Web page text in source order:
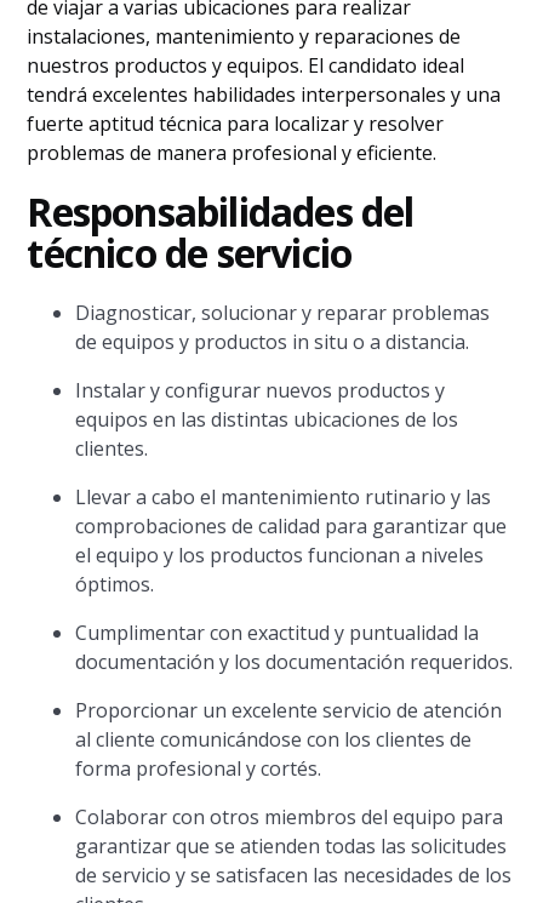
de viajar a varias ubicaciones para realizar
instalaciones, mantenimiento y reparaciones de
nuestros productos y equipos. El candidato ideal
tendrá excelentes habilidades interpersonales y una
fuerte aptitud técnica para localizar y resolver
problemas de manera profesional y eficiente.
Responsabilidades del
técnico de servicio
Diagnosticar, solucionar y reparar problemas
de equipos y productos in situ o a distancia.
Instalar y configurar nuevos productos y
equipos en las distintas ubicaciones de los
clientes.
Llevar a cabo el mantenimiento rutinario y las
comprobaciones de calidad para garantizar que
el equipo y los productos funcionan a niveles
óptimos.
Cumplimentar con exactitud y puntualidad la
documentación y los documentación requeridos.
Proporcionar un excelente servicio de atención
al cliente comunicándose con los clientes de
forma profesional y cortés.
Colaborar con otros miembros del equipo para
garantizar que se atienden todas las solicitudes
de servicio y se satisfacen las necesidades de los